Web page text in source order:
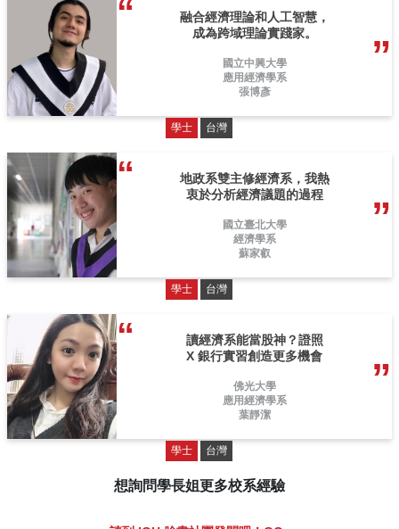
融合經濟理論和人工智慧，
成為跨域理論實踐家。
國立中興大學
應用經濟學系
張博彥
學士 台灣
地政系雙主修經濟系，我熱
衷於分析經濟議題的過程
國立臺北大學
經濟學系
蘇家叡
學士 台灣
讀經濟系能當股神？證照
X 銀行實習創造更多機會
佛光大學
應用經濟學系
葉靜潔
學士 台灣
想詢問學長姐更多校系經驗